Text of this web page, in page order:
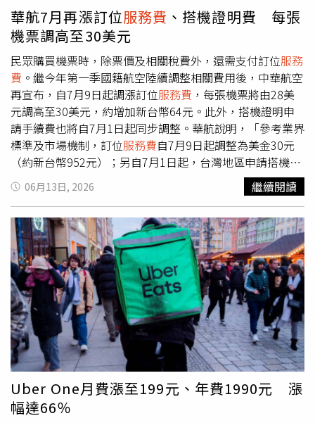
源，將自稱上海某資產管理公司的楊姓業務員介紹給包男。
楊姓業務員隨後向包男提出「債務協商」方案，承諾可以總
價6折約人民幣48萬元（約新台幣216萬元）外加
民幣5萬元（約新台幣22.5萬元），總計約人民幣53萬元
（約新台幣238.5萬元），一次性幫他還清所有債務。包男
為求脫身，在對方指引下再次透過網路貸款籌措資金，好不
容易湊齊費用並簽署協議付清。怎料楊男在取得款項後，僅
向金融機構象徵性還款人民幣27萬元（約新台幣121.5萬
元）便失聯，包男才驚覺已受騙。針對這起糾紛，包男認為
戒賭中心作為介紹人應承擔相應責任；中心負責人陳濤則表
示，雖對此事感到痛苦且願意承擔該負的責任，但強調中心
僅居中介紹，對楊男的失聯並不知情。對此，在地法律專家
分析，債務人委託他人與金融機構協商打折還款屬於委任代
理行為，若合約中未明定買斷債務，本質上仍屬民事勞務糾
紛，是否構成刑事詐騙仍待司法機關進一步認定。目前包男
與戒賭中心正全力追查失聯楊男的下落，希望能盡力追回款
項並減少經濟損失，全案正由相關單位進一步調查釐清中。
律師與戒賭專家共同呼籲，賭博百害而無一利，及早迷途知
返才是唯一正道，同時也提醒民眾，面對債務應透過正規金
融管道協商，切勿輕信來路不明的債務協商廣告。
華航7月再漲訂位服務費 、搭機證明費 每張
機票調高至30美元
民眾購買機票時，除票價及相關稅費外，還需支付訂位服務
費 。繼今年第一季國籍航空陸續調整相關費用後，中華航空
再宣布，自7月9日起調漲訂位服務費 ，每張機票將由28美
元調高至30美元，約增加新台幣64元。此外，搭機證明申
請手續費也將自7月1日起同步調整。華航說明，「參考業界
標準及市場機制，訂位服務費自7月9日起調整為美金30元
（約新台幣952元）；另自7月1日起，台灣地區申請搭機證
明調整為每份200元。」目前航空公司機票訂位主要透過全
球分銷系統（GDS）提供服務，基於使用者付費原則，航空
公司會向旅客收取訂位服務費。無論旅客是透過航空公司官
網、旅行社或其他銷售通路購票，均須支付相關費用。由於
該項收費屬航空公司自行訂定項目，因此無須報請民航局核
准。事實上，今年第一季多家國籍航空已陸續調整訂位服務
費 。華航及長榮航空當時皆將每張機票費用由25美元調高至
28美元；星宇航空則由25美元調升至30美元。至於台灣虎
航目前仍維持原有收費標準，旺季每航段收取400元，非旺
季則為300元，暫未宣布進一步調整。
06月13日, 2026 繼續閱讀
Uber One月費漲至199元、年費1990元 漲
幅達66％